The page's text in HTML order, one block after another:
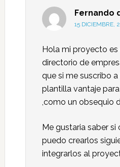
Fernando
15 DICIEMBRE,
Hola mi proyecto es
directorio de
que si me suscribo
plantilla vantaje
,como un obsequio
Me gustaria saber
puedo crearlos
integrarlos al